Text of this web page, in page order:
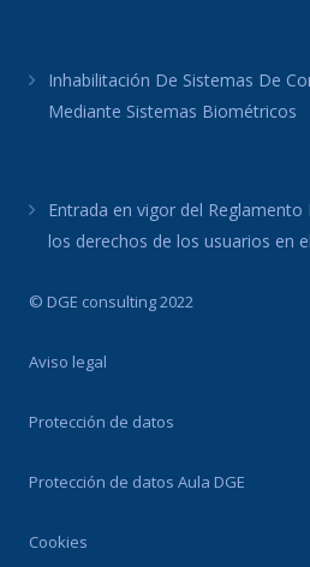
Inhabilitación De Sistemas De
Mediante Sistemas Biométricos
Entrada en vigor del
los derechos de los usuarios en
© DGE consulting 2022
Aviso legal
Protección de datos
Protección de datos Aula DGE
Cookies